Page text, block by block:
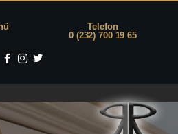
Telefon
0 (232) 700 19 65